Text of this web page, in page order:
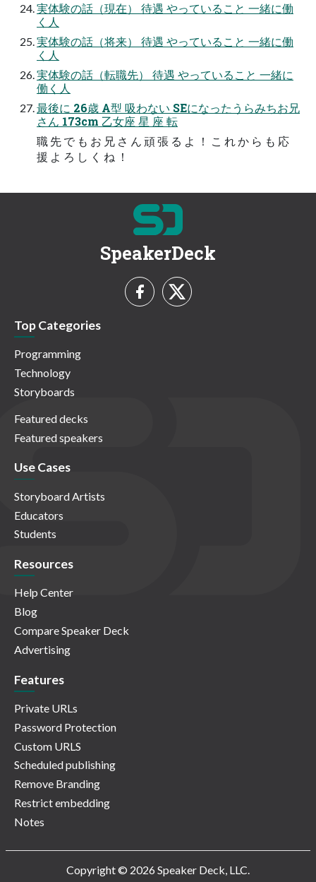
実体験の話（現在） 待遇 やっていること 一緒に働
く人
実体験の話（将来） 待遇 やっていること 一緒に働
く人
実体験の話（転職先） 待遇 やっていること 一緒に
働く人
最後に 26歳 A型 吸わない SEになったうらみちお兄
さん 173cm 乙女座 星 座 転
職 先 で も お 兄 さ ん 頑 張 る よ ！ こ れ か ら も 応
援 よ ろ し く ね ！
SpeakerDeck
Top Categories
Programming
Technology
Storyboards
Featured decks
Featured speakers
Use Cases
Storyboard Artists
Educators
Students
Resources
Help Center
Blog
Compare Speaker Deck
Advertising
Features
Private URLs
Password Protection
Custom URLS
Scheduled publishing
Remove Branding
Restrict embedding
Notes
Copyright © 2026 Speaker Deck, LLC.